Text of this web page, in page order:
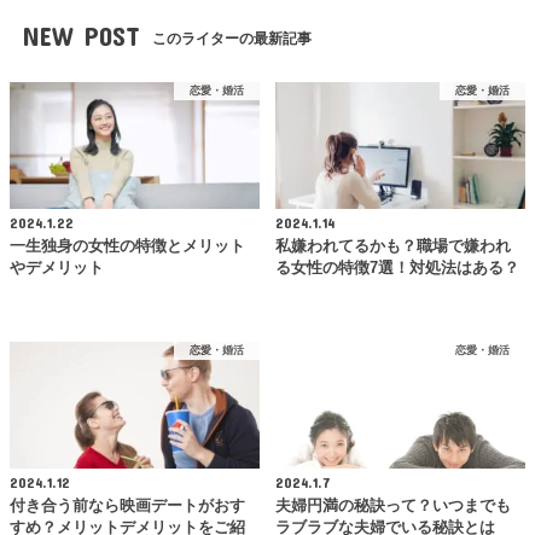
NEW POST このライターの最新記事
恋愛・婚活
2024.1.22
一生独身の女性の特徴とメリット
やデメリット
恋愛・婚活
2024.1.14
私嫌われてるかも？職場で嫌われ
る女性の特徴7選！対処法はある？
恋愛・婚活
2024.1.12
付き合う前なら映画デートがおす
すめ？メリットデメリットをご紹
恋愛・婚活
2024.1.7
夫婦円満の秘訣って？いつまでも
ラブラブな夫婦でいる秘訣とは